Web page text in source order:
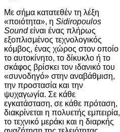
Με σήμα κατατεθέν τη λέξη
«ποιότητα», η Sidiropoulos
Soundείναι ένας πλήρως
εξοπλισμένος τεχνολογικός
κόμβος, ένας χώρος στον οποίο
το αυτοκίνητο, το δίκυκλο ή το
σκάφος βρίσκει τον ιδανικό του
«συνοδηγό» στην αναβάθμιση,
την προστασία και την
ψυχαγωγία. Σε κάθε
εγκατάσταση, σε κάθε πρόταση,
διακρίνεται η πολυετής εμπειρία,
το τεχνικό μεράκι και η διαρκής